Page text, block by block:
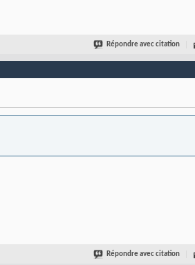
Répondre avec citation
Répondre avec citation